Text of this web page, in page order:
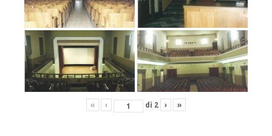
« ‹ di 2 › »